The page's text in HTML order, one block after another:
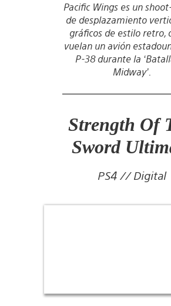
Pacific Wings es un
de desplazamiento
gráficos de estilo retro,
vuelan un avión
P-38 durante la
Midway’.
Strength Of
Sword
PS4 // Digital